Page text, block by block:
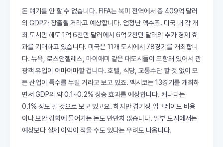
돈 얘기를 안 할 수 없습니다. FIFA는 북미 전역에서 총 409억 달러
의 GDP가 창출될 거라고 예상합니다. 엄청난 액수죠. 미국 내 각 개
최 도시만 해도 1억 6천만 달러에서 6억 2천만 달러의 추가 경제 효
과를 기대하고 있습니다. 미국은 11개 도시에서 78경기를 개최합니
다. 뉴욕, 로스앤젤레스, 마이애미 같은 대도시들이 포함돼 있어서 관
광객 유입이 어마어마할 겁니다. 호텔, 식당, 교통수단 할 것 없이 모
든 산업이 특수를 누릴 거라고 보고 있죠. 멕시코는 13경기를 개최하
면서 GDP의 약 0.1~0.2% 상승 효과를 예상합니다. 캐나다는
0.1% 정도 될 것으로 보고 있고요. 하지만 경기장 업그레이드 비용
이나 보안 강화에 들어가는 돈도 만만치 않습니다. 일부 도시에서는
예상보다 실제 이익이 적을 수도 있다는 우려도 나옵니다.